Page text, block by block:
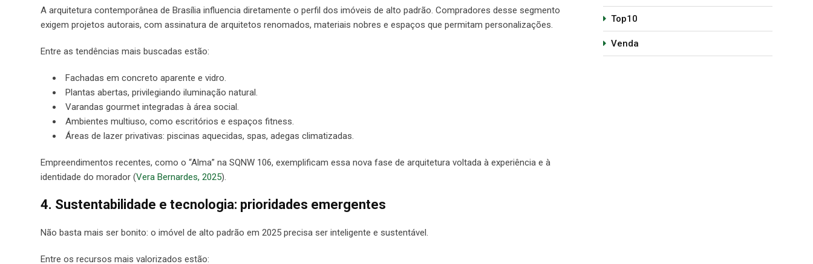
A arquitetura contemporânea de Brasília influencia diretamente o perfil dos imóveis de alto padrão. Compradores desse segmento
exigem projetos autorais, com assinatura de arquitetos renomados, materiais nobres e espaços que permitam personalizações.
Entre as tendências mais buscadas estão:
Fachadas em concreto aparente e vidro.
Plantas abertas, privilegiando iluminação natural.
Varandas gourmet integradas à área social.
Ambientes multiuso, como escritórios e espaços fitness.
Áreas de lazer privativas: piscinas aquecidas, spas, adegas climatizadas.
Empreendimentos recentes, como o “Alma” na SQNW 106, exemplificam essa nova fase de arquitetura voltada à experiência e à
identidade do morador (Vera Bernardes, 2025).
4. Sustentabilidade e tecnologia: prioridades emergentes
Não basta mais ser bonito: o imóvel de alto padrão em 2025 precisa ser inteligente e sustentável.
Entre os recursos mais valorizados estão:
Top10
Venda